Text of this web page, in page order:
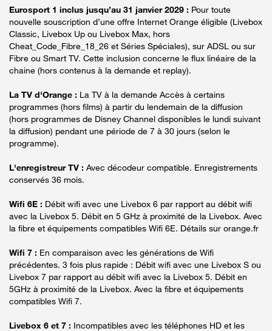
Eurosport 1 inclus jusqu’au 31 janvier 2029 : Pour toute
nouvelle souscription d’une offre Internet Orange éligible (Livebox
Classic, Livebox Up ou Livebox Max, hors
Cheat_Code_Fibre_18_26 et Séries Spéciales), sur ADSL ou sur
Fibre ou Smart TV. Cette inclusion concerne le flux linéaire de la
chaine (hors contenus à la demande et replay).
La TV d'Orange : La TV à la demande Accès à certains
programmes (hors films) à partir du lendemain de la diffusion
(hors programmes de Disney Channel disponibles le lundi suivant
la diffusion) pendant une période de 7 à 30 jours (selon le
programme).
L'enregistreur TV : Avec décodeur compatible. Enregistrements
conservés 36 mois.
Wifi 6E : Débit wifi avec une Livebox 6 par rapport au débit wifi
avec la Livebox 5. Débit en 5 GHz à proximité de la Livebox. Avec
la fibre et équipements compatibles Wifi 6E. Détails sur orange.fr
Wifi 7 : En comparaison avec les générations de Wifi
précédentes. 3 fois plus rapide : Débit wifi avec une Livebox S ou
Livebox 7 par rapport au débit wifi avec la Livebox 5. Débit en
5GHz à proximité de la Livebox. Avec la fibre et équipements
compatibles Wifi 7.
Livebox 6 et 7 : Incompatibles avec les téléphones HD et les